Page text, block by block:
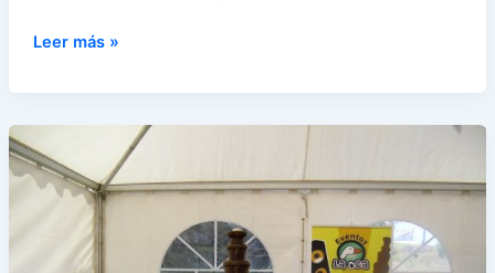
Las
de
carpas
para
eventos:
elegir?
Leer más »